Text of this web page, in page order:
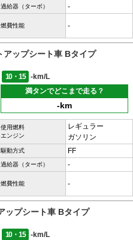
過給器（ターボ） -
燃費性能 -
アップシート車 Bタイプ
10・15
-km/L
満タンでどこまで走る？
-km
使用燃料
エンジン
レギュラー
ガソリン
駆動方式 FF
過給器（ターボ） -
燃費性能 -
ップシート車 Bタイプ
10・15
-km/L